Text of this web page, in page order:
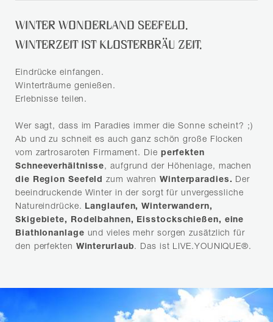
WINTER WONDERLAND SEEFELD.
WINTERZEIT IST KLOSTERBRÄU ZEIT.
Eindrücke einfangen.
Winterträume genießen.
Erlebnisse teilen.
Wer sagt, dass im Paradies immer die Sonne scheint? ;)
Ab und zu schneit es auch ganz schön große Flocken
vom zartrosaroten Firmament. Die perfekten
Schneeverhältnisse, aufgrund der Höhenlage, machen
die Region Seefeld zum wahrenWinterparadies. Der
beeindruckende Winter in der sorgt für unvergessliche
Natureindrücke. Langlaufen, Winterwandern,
Skigebiete, Rodelbahnen, Eisstockschießen, eine
Biathlonanlage und vieles mehr sorgen zusätzlich für
den perfekten Winterurlaub. Das ist LIVE.YOUNIQUE®.